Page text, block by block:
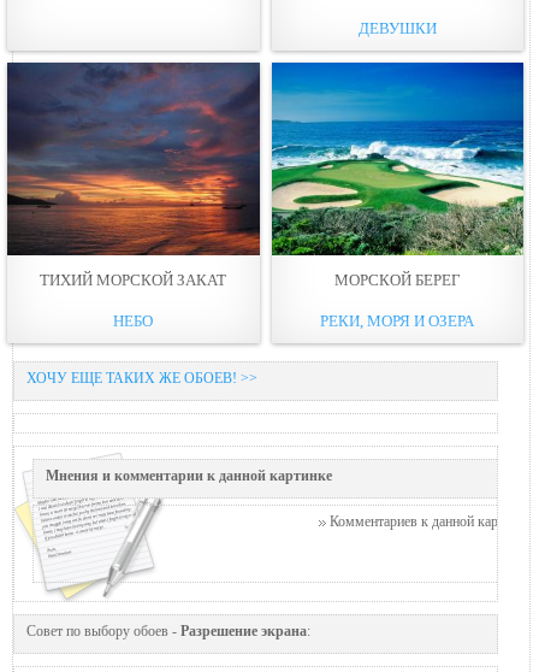
ДЕВУШКИ
ТИХИЙ МОРСКОЙ ЗАКАТ
НЕБО
МОРСКОЙ БЕРЕГ
РЕКИ, МОРЯ И ОЗЕРА
ХОЧУ ЕЩЕ ТАКИХ ЖЕ ОБОЕВ! >>
Мнения и комментарии к данной картинке
Комментариев к данной картинке
Совет по выбору обоев - Разрешение экрана: